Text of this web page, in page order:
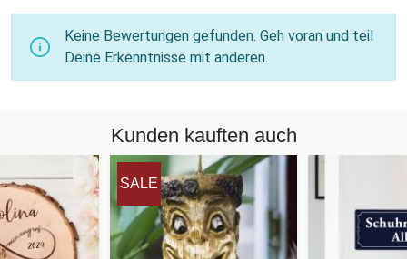
Keine Bewertungen gefunden. Geh voran und teil
Deine Erkenntnisse mit anderen.
Kunden kauften auch
SALE